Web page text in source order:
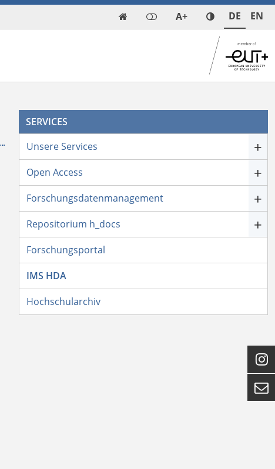
 A+ DE EN
SERVICES
Unsere Services
+
Open Access +
Forschungsdatenmanagement +
Repositorium h_docs +
Forschungsportal
IMS HDA
Hochschularchiv

